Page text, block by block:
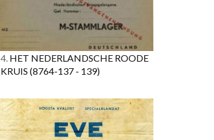
4.HET NEDERLANDSCHE ROODE
KRUIS (8764-137 - 139)